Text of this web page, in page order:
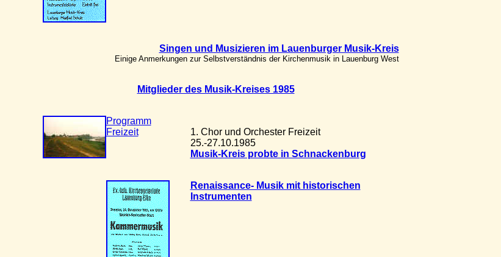
Singen und Musizieren im Lauenburger Musik-Kreis
Einige Anmerkungen zur Selbstverständnis der Kirchenmusik in Lauenburg West
Mitglieder des Musik-Kreises 1985
Programm
Freizeit
1. Chor und Orchester Freizeit
25.-27.10.1985
Musik-Kreis probte in Schnackenburg
Renaissance- Musik mit historischen
Instrumenten